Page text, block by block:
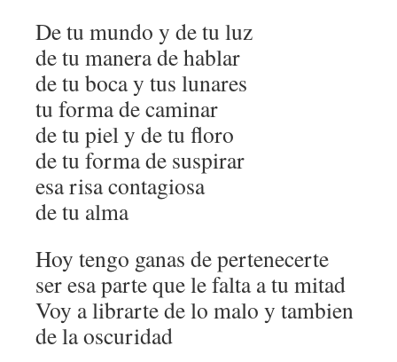
De tu mundo y de tu luz
de tu manera de hablar
de tu boca y tus lunares
tu forma de caminar
de tu piel y de tu floro
de tu forma de suspirar
esa risa contagiosa
de tu alma
Hoy tengo ganas de pertenecerte
ser esa parte que le falta a tu mitad
Voy a librarte de lo malo y tambien
de la oscuridad